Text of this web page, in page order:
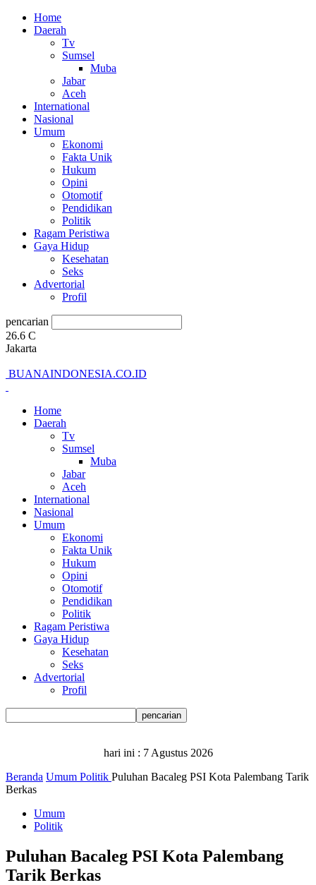
Home
Daerah
Tv
Sumsel
Muba
Jabar
Aceh
International
Nasional
Umum
Ekonomi
Fakta Unik
Hukum
Opini
Otomotif
Pendidikan
Politik
Ragam Peristiwa
Gaya Hidup
Kesehatan
Seks
Advertorial
Profil
pencarian
26.6 C
Jakarta
BUANAINDONESIA.CO.ID
Home
Daerah
Tv
Sumsel
Muba
Jabar
Aceh
International
Nasional
Umum
Ekonomi
Fakta Unik
Hukum
Opini
Otomotif
Pendidikan
Politik
Ragam Peristiwa
Gaya Hidup
Kesehatan
Seks
Advertorial
Profil
hari ini : 7 Agustus 2026
Beranda Umum Politik Puluhan Bacaleg PSI Kota Palembang Tarik
Berkas
Umum
Politik
Puluhan Bacaleg PSI Kota Palembang
Tarik Berkas